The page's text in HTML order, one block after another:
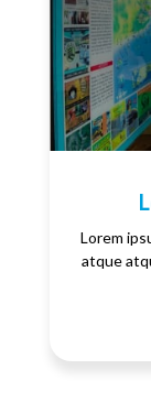
Lorem
atque